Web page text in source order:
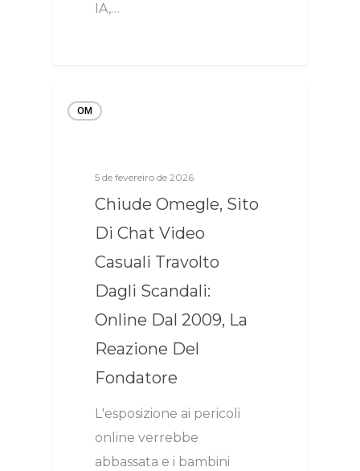
IA,…
OM
5 de fevereiro de 2026
Chiude Omegle, Sito
Di Chat Video
Casuali Travolto
Dagli Scandali:
Online Dal 2009, La
Reazione Del
Fondatore
L'esposizione ai pericoli
online verrebbe
abbassata e i bambini